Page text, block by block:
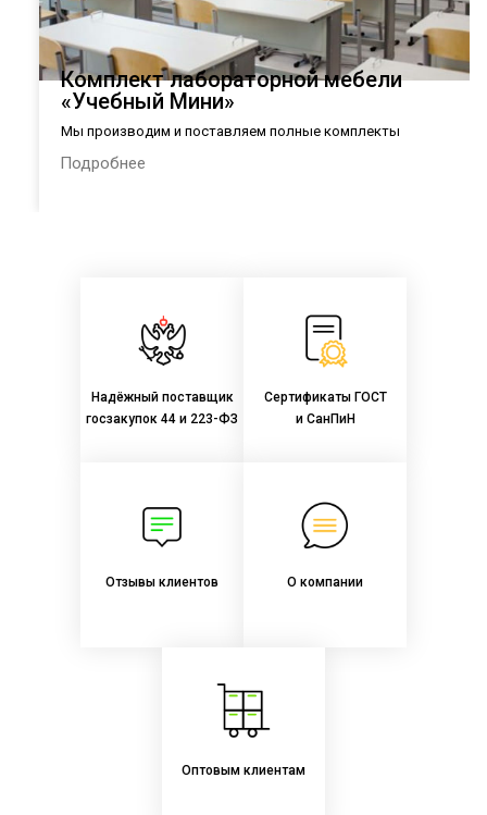
Комплект лабораторной мебели
«Учебный Мини»
Мы производим и поставляем полные комплекты
лабораторной мебели в общеобразовательные организации
Подробнее
Надёжный поставщик
госзакупок 44 и 223-ФЗ
Сертификаты ГОСТ
и СанПиН
Отзывы клиентов О компании
Оптовым клиентам